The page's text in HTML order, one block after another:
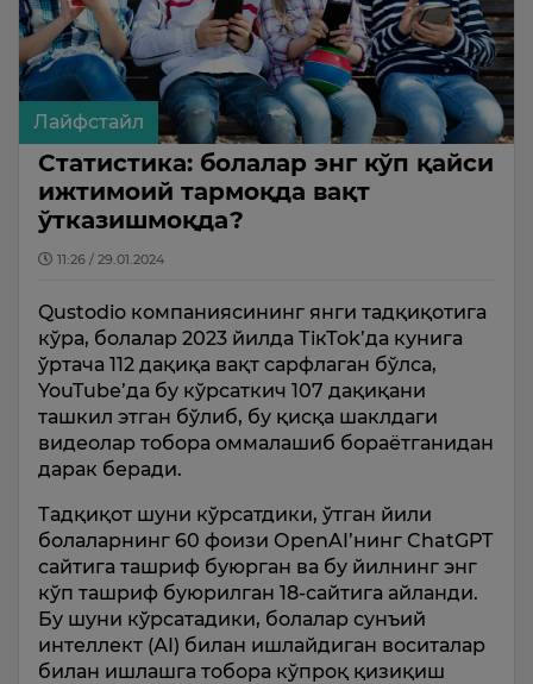
Лайфстайл
Статистика: болалар энг кўп қайси
ижтимоий тармоқда вақт
ўтказишмоқда?
11:26 / 29.01.2024
Qustodio компаниясининг янги тадқиқотига
кўра, болалар 2023 йилда ТiкТоk’да кунига
ўртача 112 дақиқа вақт сарфлаган бўлса,
YouTube’да бу кўрсаткич 107 дақиқани
ташкил этган бўлиб, бу қисқа шаклдаги
видеолар тобора оммалашиб бораётганидан
дарак беради.
Тадқиқот шуни кўрсатдики, ўтган йили
болаларнинг 60 фоизи ОpenAI’нинг ChatGPT
сайтига ташриф буюрган ва бу йилнинг энг
кўп ташриф буюрилган 18-сайтига айланди.
Бу шуни кўрсатадики, болалар сунъий
интеллект (АI) билан ишлайдиган воситалар
билан ишлашга тобора кўпроқ қизиқиш